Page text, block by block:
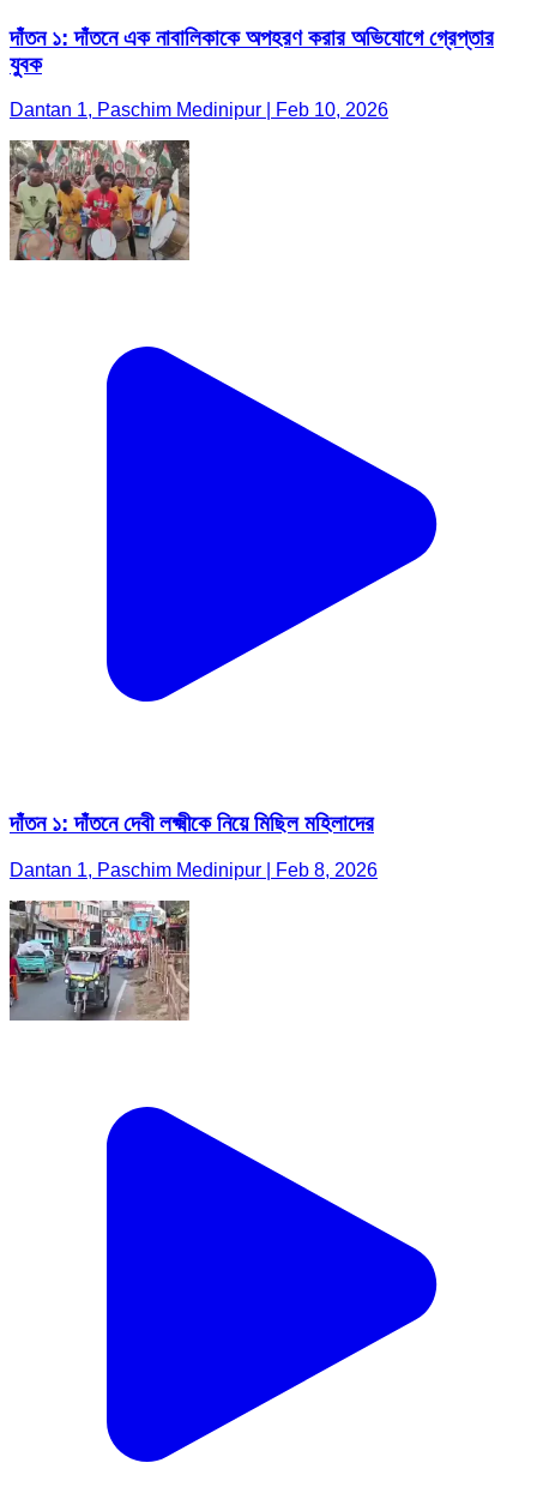
দাঁতন ১: দাঁতনে এক নাবালিকাকে অপহরণ করার অভিযোগে গ্রেপ্তার
যুবক
Dantan 1, Paschim Medinipur | Feb 10, 2026
দাঁতন ১: দাঁতনে দেবী লক্ষ্মীকে নিয়ে মিছিল মহিলাদের
Dantan 1, Paschim Medinipur | Feb 8, 2026